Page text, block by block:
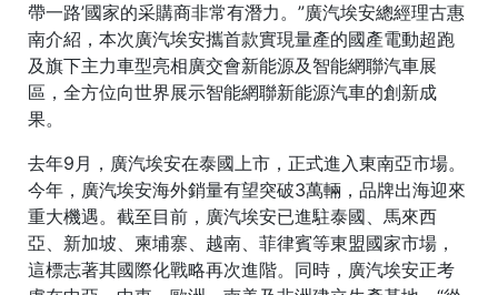
帶一路’國家的采購商非常有潛力。”廣汽埃安總經理古惠
南介紹，本次廣汽埃安攜首款實現量產的國產電動超跑
及旗下主力車型亮相廣交會新能源及智能網聯汽車展
區，全方位向世界展示智能網聯新能源汽車的創新成
果。
去年9月，廣汽埃安在泰國上市，正式進入東南亞市場。
今年，廣汽埃安海外銷量有望突破3萬輛，品牌出海迎來
重大機遇。截至目前，廣汽埃安已進駐泰國、馬來西
亞、新加坡、柬埔寨、越南、菲律賓等東盟國家市場，
這標志著其國際化戰略再次進階。同時，廣汽埃安正考